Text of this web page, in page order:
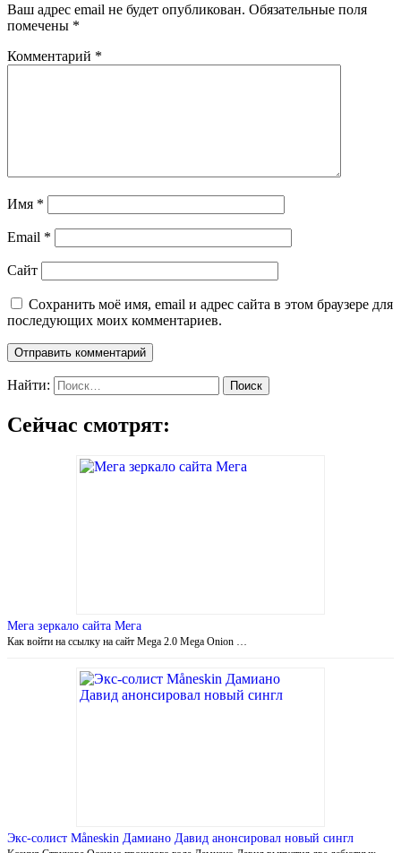
Ваш адрес email не будет опубликован. Обязательные поля
помечены *
Комментарий *
Имя *
Email *
Сайт
Сохранить моё имя, email и адрес сайта в этом браузере для
последующих моих комментариев.
Найти:
Сейчас смотрят:
Мега зеркало сайта Мега
Как войти на ссылку на сайт Mega 2.0 Mega Onion …
Экс-солист Måneskin Дамиано Давид анонсировал новый сингл